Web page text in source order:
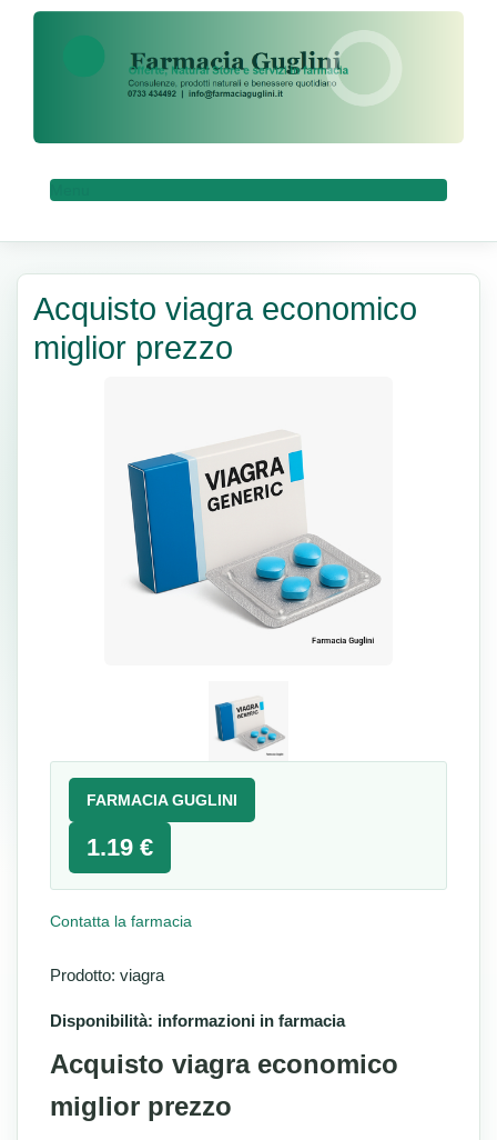
Acquisto viagra economico
miglior prezzo
FARMACIA GUGLINI
1.19 €
Contatta la farmacia
Prodotto: viagra
Disponibilità: informazioni in farmacia
Acquisto viagra economico
miglior prezzo